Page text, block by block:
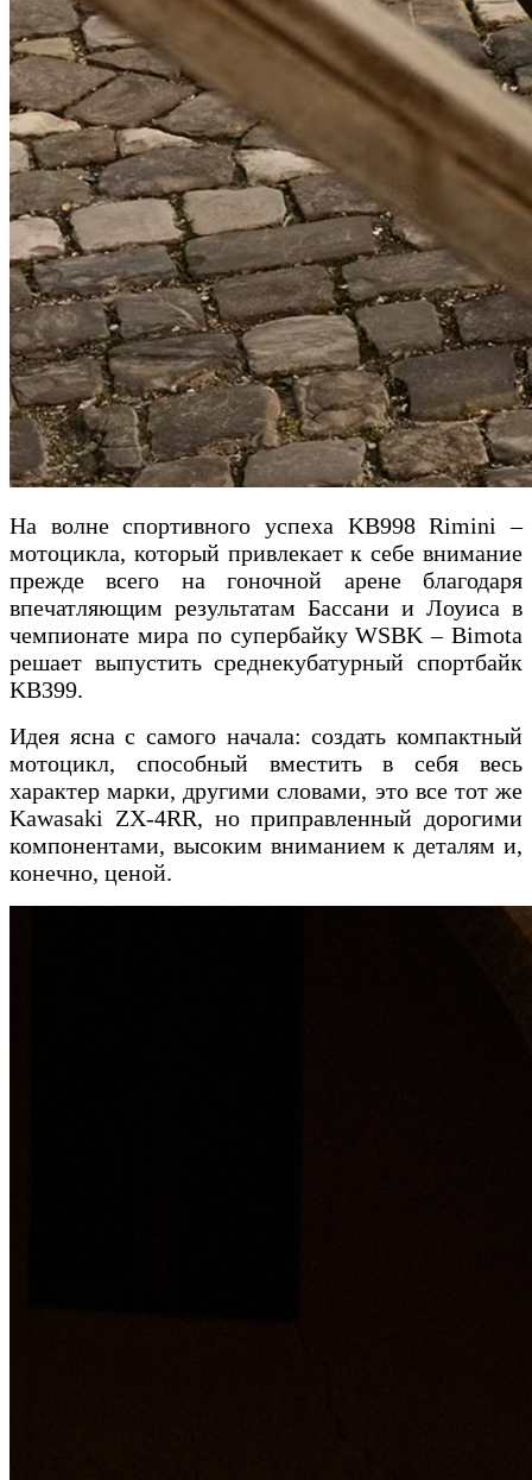
На волне спортивного успеха KB998 Rimini –
мотоцикла, который привлекает к себе внимание
прежде всего на гоночной арене благодаря
впечатляющим результатам Бассани и Лоуиса в
чемпионате мира по супербайку WSBK – Bimota
решает выпустить среднекубатурный спортбайк
KB399.
Идея ясна с самого начала: создать компактный
мотоцикл, способный вместить в себя весь
характер марки, другими словами, это все тот же
Kawasaki ZX-4RR, но приправленный дорогими
компонентами, высоким вниманием к деталям и,
конечно, ценой.